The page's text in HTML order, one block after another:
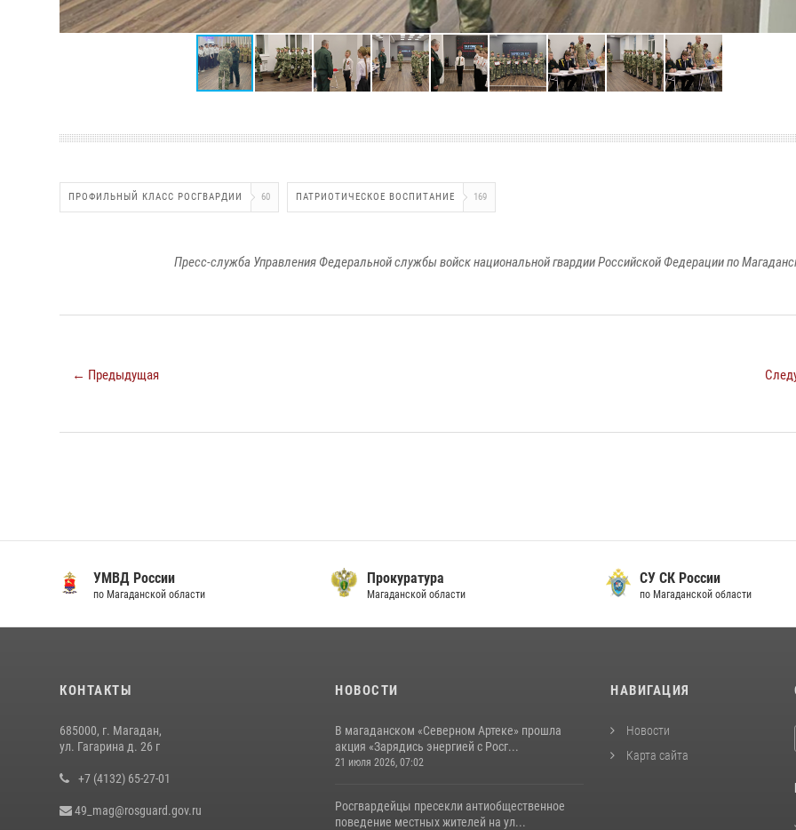
ПРОФИЛЬНЫЙ КЛАСС РОСГВАРДИИ 60 ПАТРИОТИЧЕСКОЕ ВОСПИТАНИЕ 169
Пресс-служба Управления Федеральной службы войск национальной гвардии Российской Федерации по
← Предыдущая
УМВД России
по Магаданской области
Прокуратура
Магаданской области
СУ СК России
по Магаданской области
КОНТАКТЫ
685000, г. Магадан,
ул. Гагарина д. 26 г
+7 (4132) 65-27-01
49_mag@rosguard.gov.ru
НОВОСТИ
В магаданском «Северном Артеке» прошла
акция «Зарядись энергией с Росг...
21 июля 2026, 07:02
Росгвардейцы пресекли антиобщественное
поведение местных жителей на ул...
НАВИГАЦИЯ
Новости
Карта сайта